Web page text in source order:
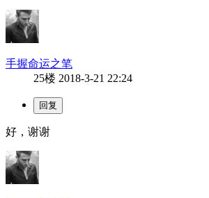
手握命运之笔
25楼 2018-3-21 22:24
好，谢谢